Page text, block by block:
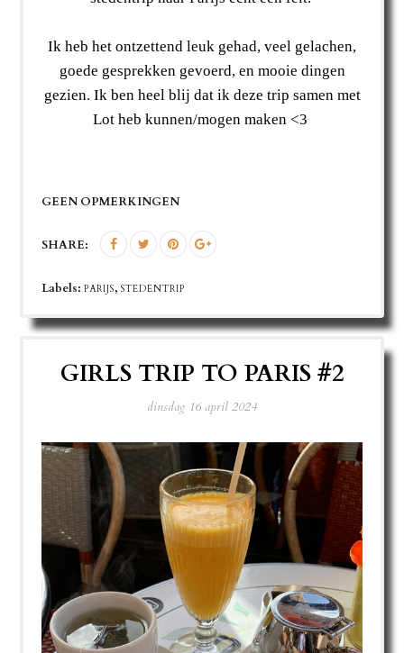
Ik heb het ontzettend leuk gehad, veel gelachen,
goede gesprekken gevoerd, en mooie dingen
gezien. Ik ben heel blij dat ik deze trip samen met
Lot heb kunnen/mogen maken <3
GEEN OPMERKINGEN
SHARE:
Labels:PARIJS,STEDENTRIP
GIRLS TRIP TO PARIS #2
dinsdag 16 april 2024